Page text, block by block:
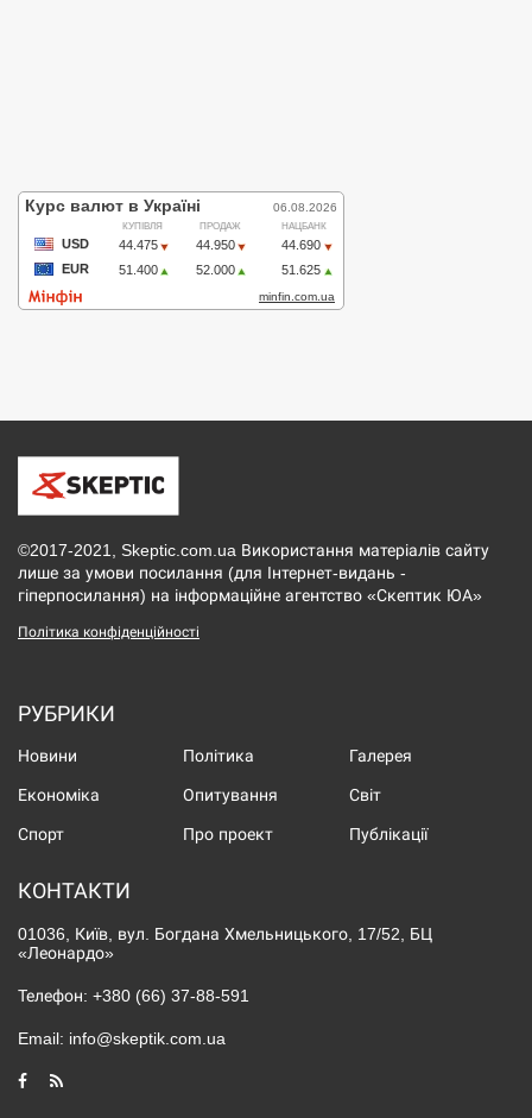
©2017-2021, Skeptic.com.ua Використання матеріалів сайту
лише за умови посилання (для Інтернет-видань -
гіперпосилання) на інформаційне агентство «Скептик ЮА»
Політика конфіденційності
РУБРИКИ
Новини Політика Галерея
Економіка Опитування Світ
Спорт Про проект Публікації
КОНТАКТИ
01036, Київ, вул. Богдана Хмельницького, 17/52, БЦ
«Леонардо»
Телефон: +380 (66) 37-88-591
Email: info@skeptik.com.ua